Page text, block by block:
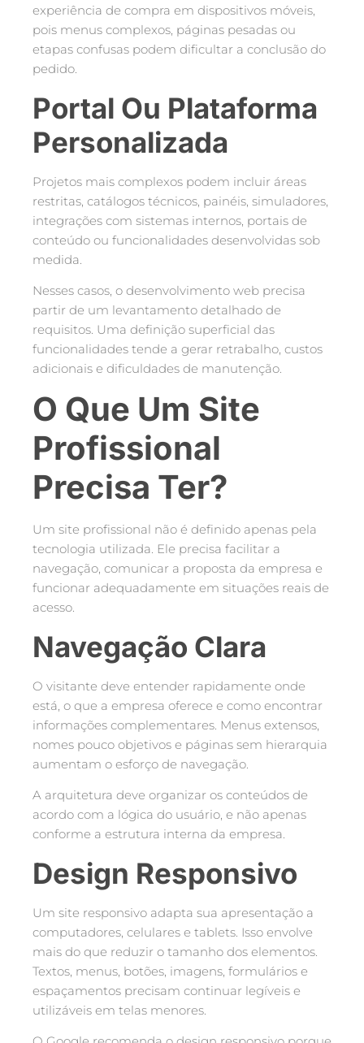
experiência de compra em dispositivos móveis,
pois menus complexos, páginas pesadas ou
etapas confusas podem dificultar a conclusão do
pedido.
Portal Ou Plataforma
Personalizada
Projetos mais complexos podem incluir áreas
restritas, catálogos técnicos, painéis, simuladores,
integrações com sistemas internos, portais de
conteúdo ou funcionalidades desenvolvidas sob
medida.
Nesses casos, o desenvolvimento web precisa
partir de um levantamento detalhado de
requisitos. Uma definição superficial das
funcionalidades tende a gerar retrabalho, custos
adicionais e dificuldades de manutenção.
O Que Um Site
Profissional
Precisa Ter?
Um site profissional não é definido apenas pela
tecnologia utilizada. Ele precisa facilitar a
navegação, comunicar a proposta da empresa e
funcionar adequadamente em situações reais de
acesso.
Navegação Clara
O visitante deve entender rapidamente onde
está, o que a empresa oferece e como encontrar
informações complementares. Menus extensos,
nomes pouco objetivos e páginas sem hierarquia
aumentam o esforço de navegação.
A arquitetura deve organizar os conteúdos de
acordo com a lógica do usuário, e não apenas
conforme a estrutura interna da empresa.
Design Responsivo
Um site responsivo adapta sua apresentação a
computadores, celulares e tablets. Isso envolve
mais do que reduzir o tamanho dos elementos.
Textos, menus, botões, imagens, formulários e
espaçamentos precisam continuar legíveis e
utilizáveis em telas menores.